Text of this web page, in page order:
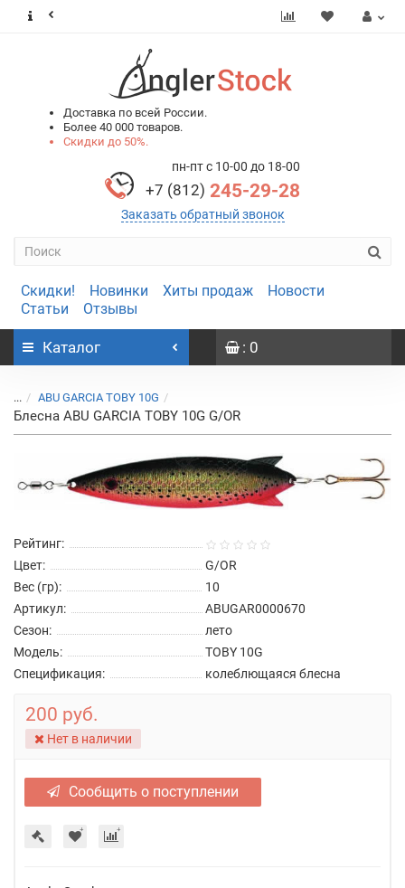
Доставка по всей России.
Более 40 000 товаров.
Скидки до 50%.
пн-пт с 10-00 до 18-00
+7 (812) 245-29-28
Заказать обратный звонок
Скидки! Новинки Хиты продаж
Новости
Статьи
Отзывы
Каталог : 0
... ABU GARCIA TOBY 10G
Блесна ABU GARCIA TOBY 10G G/OR
Рейтинг:
Цвет:
G/OR
Вес (гр):
10
Артикул:
ABUGAR0000670
Сезон:
лето
Модель:
TOBY 10G
Спецификация:
колеблющаяся блесна
200 руб.
Нет в наличии
Сообщить о поступлении